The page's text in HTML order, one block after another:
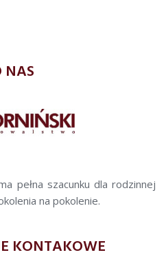
NAS
pełna szacunku dla rodzinnej
na pokolenie.
KONTAKOWE